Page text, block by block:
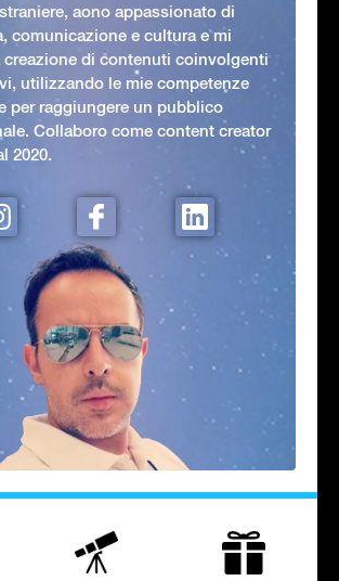
aono appassionato di
comunicazione e cultura e mi
creazione di contenuti coinvolgenti
utilizzando le mie competenze
per raggiungere un pubblico
Collaboro come content creator
2020.